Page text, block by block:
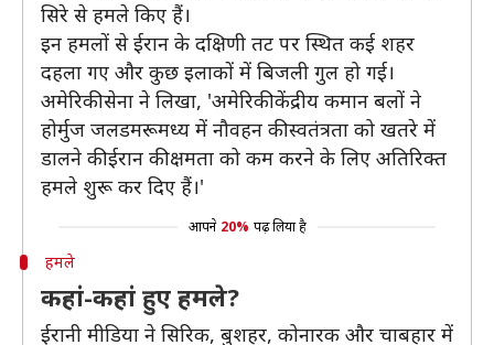
सिरे से हमले किए हैं।
इन हमलों से ईरान के दक्षिणी तट पर स्थित कई शहर
दहला गए और कुछ इलाकों में बिजली गुल हो गई।
अमेरिकी सेना ने लिखा, 'अमेरिकी केंद्रीय कमान बलों ने
होर्मुज जलडमरूमध्य में नौवहन की स्वतंत्रता को खतरे में
डालने की ईरान की क्षमता को कम करने के लिए अतिरिक्त
हमले शुरू कर दिए हैं।'
आपने 20% पढ़ लिया है
हमले
कहां-कहां हुए हमले?
ईरानी मीडिया ने सिरिक, बुशहर, कोनारक और चाबहार में